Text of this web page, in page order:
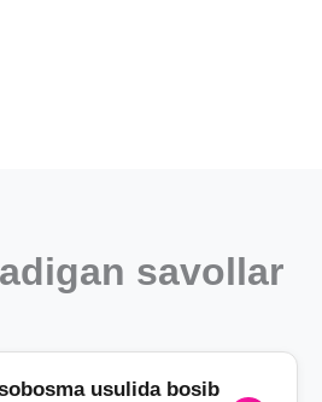
savollar
usulida bosib